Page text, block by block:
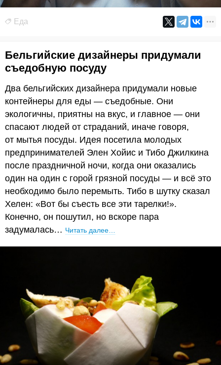
Еда
Бельгийские дизайнеры придумали
съедобную посуду
Два бельгийских дизайнера придумали новые
контейнеры для еды — съедобные. Они
экологичны, приятны на вкус, и главное — они
спасают людей от страданий, иначе говоря,
от мытья посуды. Идея посетила молодых
предпринимателей Элен Хойис и Тибо Джилкина
после праздничной ночи, когда они оказались
один на один с горой грязной посуды — и всё это
необходимо было перемыть. Тибо в шутку сказал
Хелен: «Вот бы съесть все эти тарелки!».
Конечно, он пошутил, но вскоре пара
задумалась… Читать далее…